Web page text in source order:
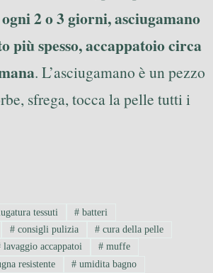
2 o 3 giorni, asciugamano
più spesso, accappatoio circa
. L’asciugamano è un pezzo
sfrega, tocca la pelle tutti i
tessuti # batteri
#consigli pulizia # cura della pelle
lavaggio accappatoi # muffe
resistente # umidita bagno